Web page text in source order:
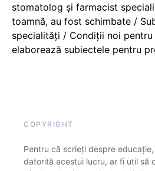
stomatolog și farmacist
toamnă, au fost schimbate /
specialități / Condiții noi
elaborează subiectele pentru
COPYRIGHT
Pentru că scrieți despre
datorită acestui lucru, ar fi util să